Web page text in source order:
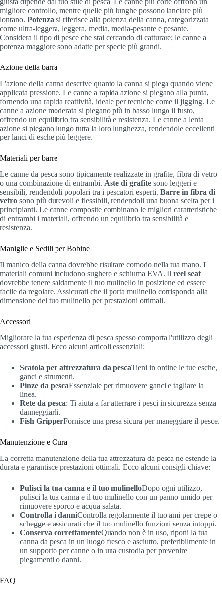
migliore controllo, mentre quelle più lunghe possono lanciare più
lontano. Potenza si riferisce alla potenza della canna, categorizzata
come ultra-leggera, leggera, media, media-pesante e pesante.
Considera il tipo di pesce che stai cercando di catturare; le canne a
potenza maggiore sono adatte per specie più grandi.
Azione della barra
L'azione della canna descrive quanto la canna si piega quando viene
applicata pressione. Le canne a rapida azione si piegano alla punta,
fornendo una rapida reattività, ideale per tecniche come il jigging. Le
canne a azione moderata si piegano più in basso lungo il fusto,
offrendo un equilibrio tra sensibilità e resistenza. Le canne a lenta
azione si piegano lungo tutta la loro lunghezza, rendendole eccellenti
per lanci di esche più leggere.
Materiali per barre
Le canne da pesca sono tipicamente realizzate in grafite, fibra di vetro
o una combinazione di entrambi. Aste di grafite sono leggeri e
sensibili, rendendoli popolari tra i pescatori esperti. Barre in fibra di
vetro sono più durevoli e flessibili, rendendoli una buona scelta per i
principianti. Le canne composite combinano le migliori caratteristiche
di entrambi i materiali, offrendo un equilibrio tra sensibilità e
resistenza.
Maniglie e Sedili per Bobine
Il manico della canna dovrebbe risultare comodo nella tua mano. I
materiali comuni includono sughero e schiuma EVA. Il reel seat
dovrebbe tenere saldamente il tuo mulinello in posizione ed essere
facile da regolare. Assicurati che il porta mulinello corrisponda alla
dimensione del tuo mulinello per prestazioni ottimali.
Accessori
Migliorare la tua esperienza di pesca spesso comporta l'utilizzo degli
accessori giusti. Ecco alcuni articoli essenziali:
Scatola per attrezzatura da pescaTieni in ordine le tue esche,
ganci e strumenti.
Pinze da pescaEssenziale per rimuovere ganci e tagliare la
linea.
Rete da pesca: Ti aiuta a far atterrare i pesci in sicurezza senza
danneggiarli.
Fish GripperFornisce una presa sicura per maneggiare il pesce.
Manutenzione e Cura
La corretta manutenzione della tua attrezzatura da pesca ne estende la
durata e garantisce prestazioni ottimali. Ecco alcuni consigli chiave:
Pulisci la tua canna e il tuo mulinelloDopo ogni utilizzo,
pulisci la tua canna e il tuo mulinello con un panno umido per
rimuovere sporco e acqua salata.
Controlla i danniControlla regolarmente il tuo ami per crepe o
schegge e assicurati che il tuo mulinello funzioni senza intoppi.
Conserva correttamenteQuando non è in uso, riponi la tua
canna da pesca in un luogo fresco e asciutto, preferibilmente in
un supporto per canne o in una custodia per prevenire
piegamenti o danni.
FAQ